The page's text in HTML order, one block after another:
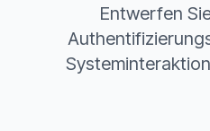
Entwerfen